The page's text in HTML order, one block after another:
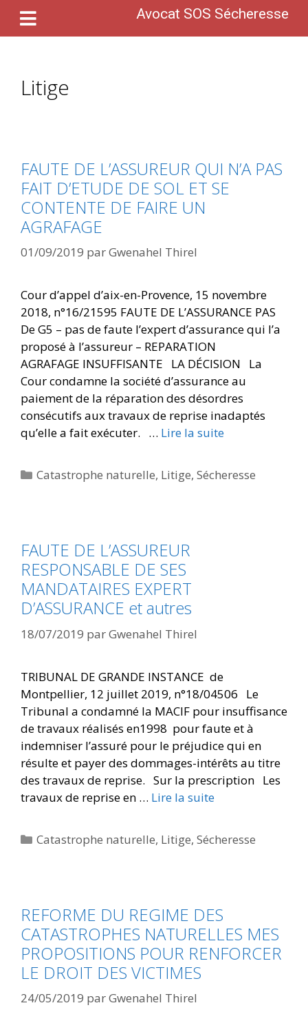
Avocat SOS Sécheresse
Litige
FAUTE DE L’ASSUREUR QUI N’A PAS
FAIT D’ETUDE DE SOL ET SE
CONTENTE DE FAIRE UN
AGRAFAGE
01/09/2019 parGwenahel Thirel
Cour d’appel d’aix-en-Provence, 15 novembre
2018, n°16/21595 FAUTE DE L’ASSURANCE PAS
De G5 – pas de faute l’expert d’assurance qui l’a
proposé à l’assureur – REPARATION
AGRAFAGE INSUFFISANTE LA DÉCISION La
Cour condamne la société d’assurance au
paiement de la réparation des désordres
consécutifs aux travaux de reprise inadaptés
qu’elle a fait exécuter. … Lire la suite
Catastrophe naturelle, Litige,Sécheresse
FAUTE DE L’ASSUREUR
RESPONSABLE DE SES
MANDATAIRES EXPERT
D’ASSURANCE et autres
18/07/2019 parGwenahel Thirel
TRIBUNAL DE GRANDE INSTANCE de
Montpellier, 12 juillet 2019, n°18/04506 Le
Tribunal a condamné la MACIF pour insuffisance
de travaux réalisés en1998 pour faute et à
indemniser l’assuré pour le préjudice qui en
résulte et payer des dommages-intérêts au titre
des travaux de reprise. Sur la prescription Les
travaux de reprise en … Lire la suite
Catastrophe naturelle, Litige,Sécheresse
REFORME DU REGIME DES
CATASTROPHES NATURELLES MES
PROPOSITIONS POUR RENFORCER
LE DROIT DES VICTIMES
24/05/2019 parGwenahel Thirel